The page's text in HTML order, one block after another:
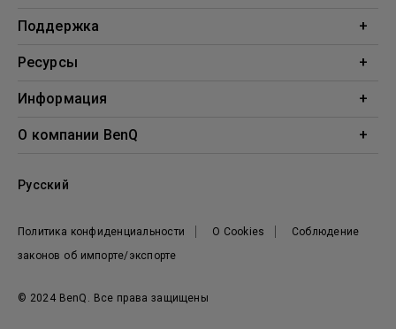
Образование
Поддержка
Поддержка
Ресурсы
Проекционный калькулятор
Информация
BenQ AQCOLOR
О компании BenQ
Новости
© 2024 BenQ. Все права защищены
Политика конфиденциальности О Cookies
Соблюдение
законов об импорте/экспорте
Русский